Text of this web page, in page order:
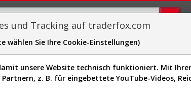
Spider Easy-Scan Visualizations
und Tracking auf traderfox.com
wählen Sie Ihre Cookie-Einstellungen)
unsere Website technisch funktioniert. Mit
z. B. für eingebettete YouTube-Videos,